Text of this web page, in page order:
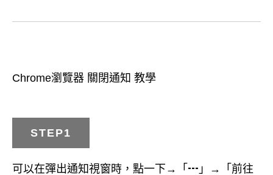
Chrome瀏覽器 關閉通知 教學
STEP1
可以在彈出通知視窗時，點一下→「┅」→「前往